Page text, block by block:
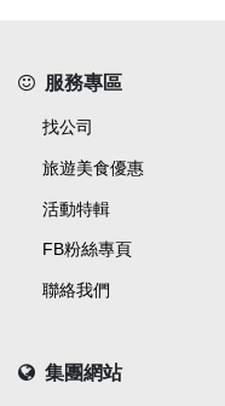
服務專區
找公司
旅遊美食優惠
活動特輯
FB粉絲專頁
聯絡我們
集團網站